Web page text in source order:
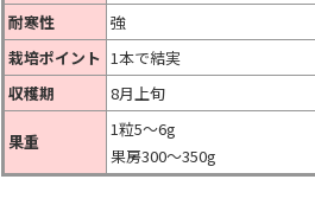
耐寒性
強
栽培ポイント 1本で結実
収穫期
8月上旬
果重
1粒5～6g
果房300～350g